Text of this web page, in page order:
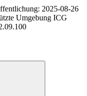
2025-08-26
Umgebung ICG